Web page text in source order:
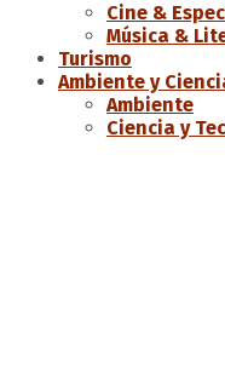
Cine &
Música &
Turismo
Ambiente y
Ambiente
Ciencia y